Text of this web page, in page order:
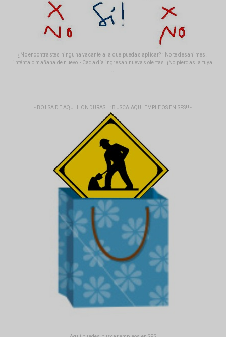
¿No encontrastes ninguna vacante a la que puedas aplicar? ¡ No te desanimes !
inténtalo mañana de nuevo.- Cada día ingresan nuevas ofertas. ¡No pierdas la tuya
!.
- BOLSA DE AQUI HONDURAS...¡BUSCA AQUI EMPLEOS EN SPS!! -